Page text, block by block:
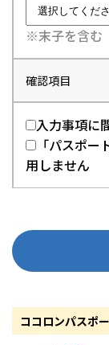
※末子を含む
確認項目
入力事項に
「パスポ
用しません
ココロンパスポ